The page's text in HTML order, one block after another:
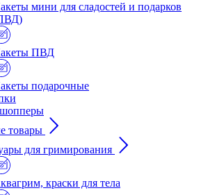
мини для сладостей и подарков
ПВД
подарочные
товары
для гримирования
краски для тела